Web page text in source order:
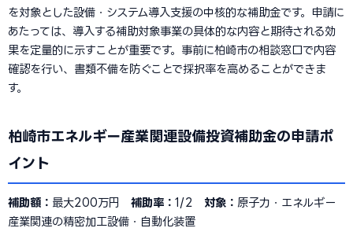
を対象とした設備・システム導入支援の中核的な補助金です。申請に
あたっては、導入する補助対象事業の具体的な内容と期待される効
果を定量的に示すことが重要です。事前に柏崎市の相談窓口で内容
確認を行い、書類不備を防ぐことで採択率を高めることができま
す。
柏崎市エネルギー産業関連設備投資補助金の申請ポ
イント
補助額： 最大200万円 補助率： 1/2 対象： 原子力・エネルギー
産業関連の精密加工設備・自動化装置